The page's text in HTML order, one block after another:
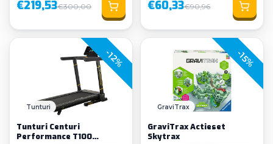
Loading...
€219,53€300,00 €60,33€90,96
-12%
Tunturi
Tunturi Centuri
Performance T100
-15%
GraviTrax
GraviTrax Actieset
Skytrax